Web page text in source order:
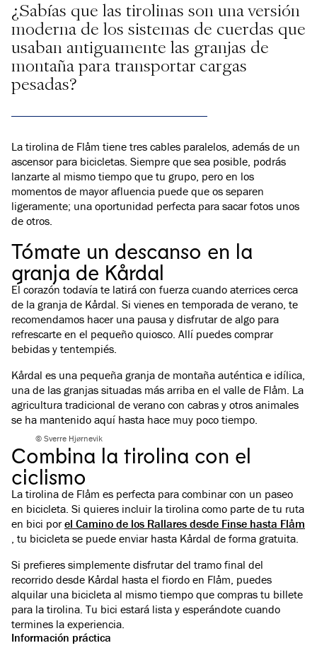
¿Sabías que las tirolinas son una versión
moderna de los sistemas de cuerdas que
usaban antiguamente las granjas de
montaña para transportar cargas
pesadas?
La tirolina de Flåm tiene tres cables paralelos, además de un
ascensor para bicicletas. Siempre que sea posible, podrás
lanzarte al mismo tiempo que tu grupo, pero en los
momentos de mayor afluencia puede que os separen
ligeramente; una oportunidad perfecta para sacar fotos unos
de otros.
Tómate un descanso en la
granja de Kårdal
El corazón todavía te latirá con fuerza cuando aterrices cerca
de la granja de Kårdal. Si vienes en temporada de verano, te
recomendamos hacer una pausa y disfrutar de algo para
refrescarte en el pequeño quiosco. Allí puedes comprar
bebidas y tentempiés.
Kårdal es una pequeña granja de montaña auténtica e idílica,
una de las granjas situadas más arriba en el valle de Flåm. La
agricultura tradicional de verano con cabras y otros animales
se ha mantenido aquí hasta hace muy poco tiempo.
© Sverre Hjørnevik
Combina la tirolina con el
ciclismo
La tirolina de Flåm es perfecta para combinar con un paseo
en bicicleta. Si quieres incluir la tirolina como parte de tu ruta
en bici porel Camino de los Rallares desde Finse hasta Flåm
, tu bicicleta se puede enviar hasta Kårdal de forma gratuita.
Si prefieres simplemente disfrutar del tramo final del
recorrido desde Kårdal hasta el fiordo en Flåm, puedes
alquilar una bicicleta al mismo tiempo que compras tu billete
para la tirolina. Tu bici estará lista y esperándote cuando
termines la experiencia.
Información práctica